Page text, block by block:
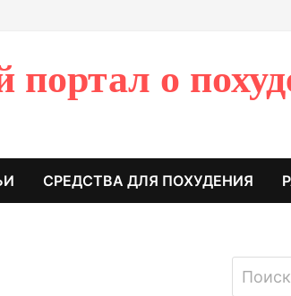
о
СРЕДСТВА ДЛЯ ПОХУДЕНИЯ
Найти: